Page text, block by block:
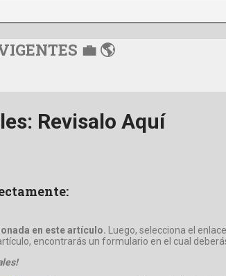
💼 🌎
Revisalo Aquí
en este artículo. Luego, selecciona el
encontrarás un formulario en el cual